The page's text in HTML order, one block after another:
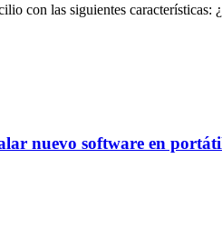
con las siguientes
nuevo software en